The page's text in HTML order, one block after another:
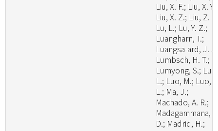
Liu, X. F.; Liu, X. Y.;
Liu, X. Z.; Liu, Z.
Lu, L.; Lu, Y. Z.;
Luangharn, T.;
Luangsa-ard, J.
Lumbsch, H. T.;
Lumyong, S.;
L.; Luo, M.; Luo,
L.; Ma, J.;
Machado, A. R.;
Madagammana,
D.; Madrid, H.;